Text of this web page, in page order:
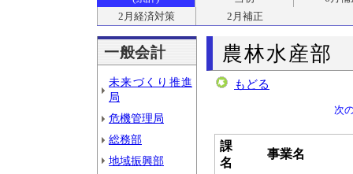
2月経済対策
2月補正
一般会計
未来づくり推進
局
危機管理局
総務部
地域振興部
農林水産部
もどる
次
課
名
事業名